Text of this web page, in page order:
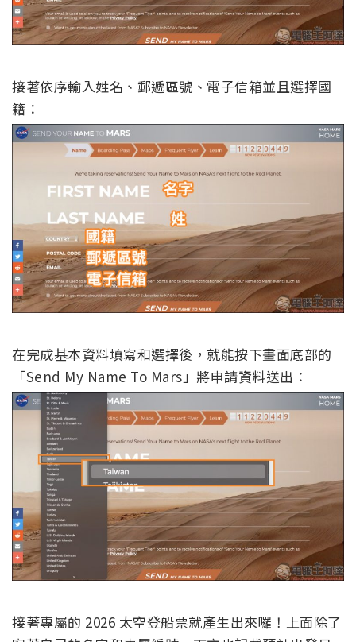
在完成基本資料填寫和選擇後，就能按下畫面底部的
「Send My Name To Mars」將申請資料送出：
接著專屬的 2026 太空登船票就產生出來囉！上面除了
寫著自己的名字和專屬編號，下方也記載預計出發日
期在 2026 年 7 月：